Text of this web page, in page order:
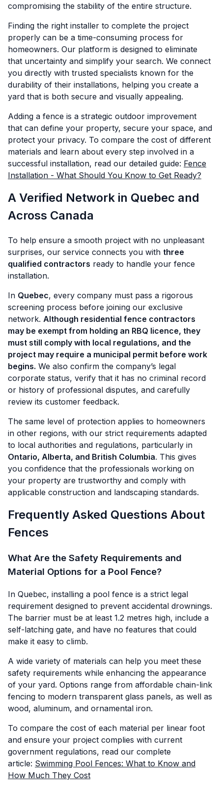
compromising the stability of the entire structure.
Finding the right installer to complete the project
properly can be a time-consuming process for
homeowners. Our platform is designed to eliminate
that uncertainty and simplify your search. We connect
you directly with trusted specialists known for the
durability of their installations, helping you create a
yard that is both secure and visually appealing.
Adding a fence is a strategic outdoor improvement
that can define your property, secure your space, and
protect your privacy. To compare the cost of different
materials and learn about every step involved in a
successful installation, read our detailed guide: Fence
Installation - What Should You Know to Get Ready?
A Verified Network in Quebec and
Across Canada
To help ensure a smooth project with no unpleasant
surprises, our service connects you with three
qualified contractors ready to handle your fence
installation.
In Quebec, every company must pass a rigorous
screening process before joining our exclusive
network. Although residential fence contractors
may be exempt from holding an RBQ licence, they
must still comply with local regulations, and the
project may require a municipal permit before work
begins. We also confirm the company’s legal
corporate status, verify that it has no criminal record
or history of professional disputes, and carefully
review its customer feedback.
The same level of protection applies to homeowners
in other regions, with our strict requirements adapted
to local authorities and regulations, particularly in
Ontario, Alberta, and British Columbia. This gives
you confidence that the professionals working on
your property are trustworthy and comply with
applicable construction and landscaping standards.
Frequently Asked Questions About
Fences
What Are the Safety Requirements and
Material Options for a Pool Fence?
In Quebec, installing a pool fence is a strict legal
requirement designed to prevent accidental drownings.
The barrier must be at least 1.2 metres high, include a
self-latching gate, and have no features that could
make it easy to climb.
A wide variety of materials can help you meet these
safety requirements while enhancing the appearance
of your yard. Options range from affordable chain-link
fencing to modern transparent glass panels, as well as
wood, aluminum, and ornamental iron.
To compare the cost of each material per linear foot
and ensure your project complies with current
government regulations, read our complete
article: Swimming Pool Fences: What to Know and
How Much They Cost